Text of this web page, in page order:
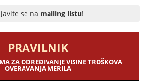
se na mailing listu!
PRAVILNIK
ZA ODREĐIVANJE VISINE TROŠKOVA
OVERAVANJA MERILA